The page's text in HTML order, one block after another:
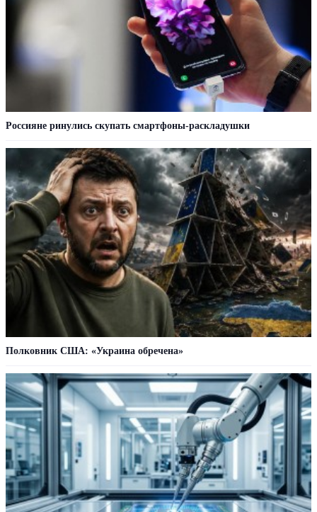
Россияне ринулись скупать смартфоны-раскладушки
Полковник США: «Украина обречена»